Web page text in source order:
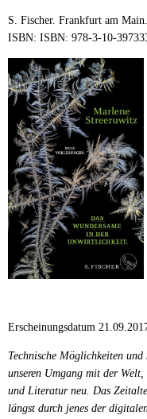
Person.
S. Fischer. Frankfurt am Main.
ISBN: ISBN: 978-3-10-
Erscheinungsdatum
Technische Möglichkeiten
unseren Umgang mit der
und Literatur neu. Das
längst durch jenes der